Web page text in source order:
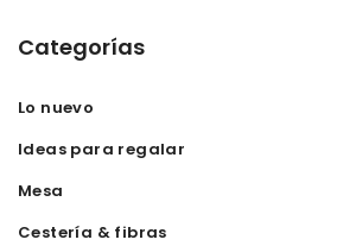
Categorías
Lo nuevo
Ideas para regalar
Mesa
Cestería & fibras